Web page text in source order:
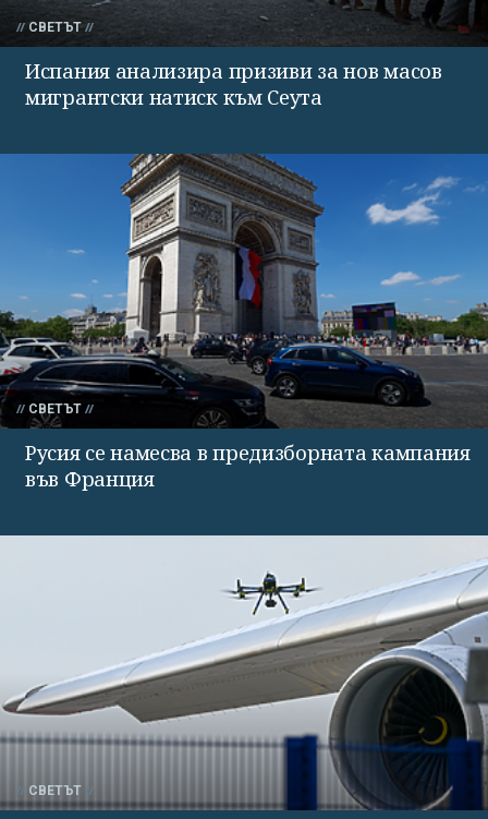
СВЕТЪТ
Испания анализира призиви за нов масов
мигрантски натиск към Сеута
СВЕТЪТ
Русия се намесва в предизборната кампания
във Франция
СВЕТЪТ